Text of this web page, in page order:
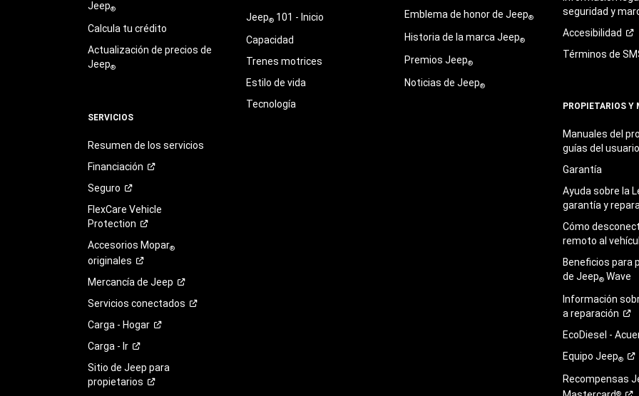
Jeep®
Calcula tu crédito
Actualización de precios de
Jeep®
SERVICIOS
Resumen de los servicios
Financiación
Seguro
FlexCare Vehicle
Protection
Accesorios Mopar®
originales
Mercancía de Jeep
Servicios conectados
Carga - Hogar
Carga - Ir
Sitio de Jeep para
propietarios
Jeep®101 - Inicio
Capacidad
Trenes motrices
Estilo de vida
Tecnología
Emblema de honor de Jeep®
Historia de la marca Jeep®
Premios Jeep®
Noticias de Jeep®
seguridad y
Accesibilidad
Términos de
PROPIETARIOS Y
Manuales del
guías delusuario
Garantía
Ayuda sobre la
garantía y
Cómo
remoto al
Beneficios para
de Jeep® Wave
Información
areparación
EcoDiesel -
Equipo Jeep®
Recompensas
®